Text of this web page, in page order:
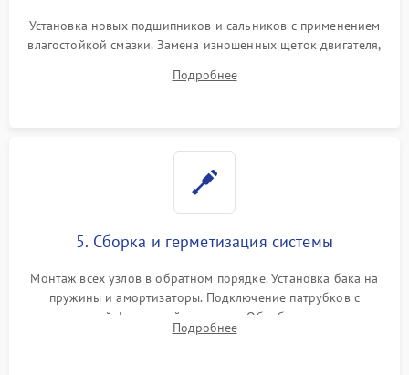
Установка новых подшипников и сальников с применением
влагостойкой смазки. Замена изношенных щеток двигателя,
или поврежденной резиновой манжеты.
Подробнее
5. Сборка и герметизация системы
Монтаж всех узлов в обратном порядке. Установка бака на
пружины и амортизаторы. Подключение патрубков с
надежной фиксацией хомутами. Обработка стыков
герметиком для предотвращения возможных протечек воды.
Подробнее